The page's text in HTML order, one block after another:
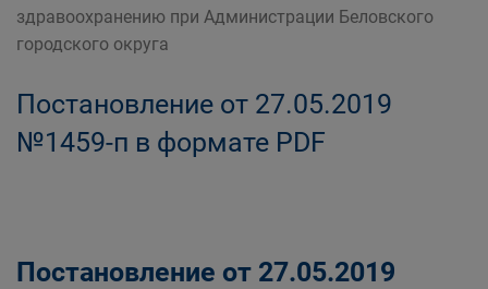
здравоохранению при Администрации Беловского
городского округа
Постановление от 27.05.2019
№1459-п в формате PDF
Постановление от 27.05.2019